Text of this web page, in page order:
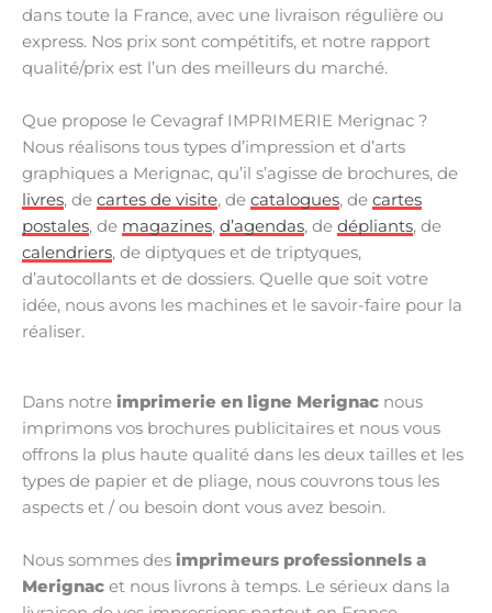
dans toute la France, avec une livraison régulière ou
express. Nos prix sont compétitifs, et notre rapport
qualité/prix est l’un des meilleurs du marché.
Que propose le Cevagraf IMPRIMERIE Merignac ?
Nous réalisons tous types d’impression et d’arts
graphiques a Merignac, qu’il s’agisse de brochures, de
livres, de cartes de visite, de catalogues, de cartes
postales, de magazines, d’agendas, de dépliants, de
calendriers, de diptyques et de triptyques,
d’autocollants et de dossiers. Quelle que soit votre
idée, nous avons les machines et le savoir-faire pour la
réaliser.
Dans notre imprimerie en ligne Merignac nous
imprimons vos brochures publicitaires et nous vous
offrons la plus haute qualité dans les deux tailles et les
types de papier et de pliage, nous couvrons tous les
aspects et / ou besoin dont vous avez besoin.
Nous sommes des imprimeurs professionnels a
Merignac et nous livrons à temps. Le sérieux dans la